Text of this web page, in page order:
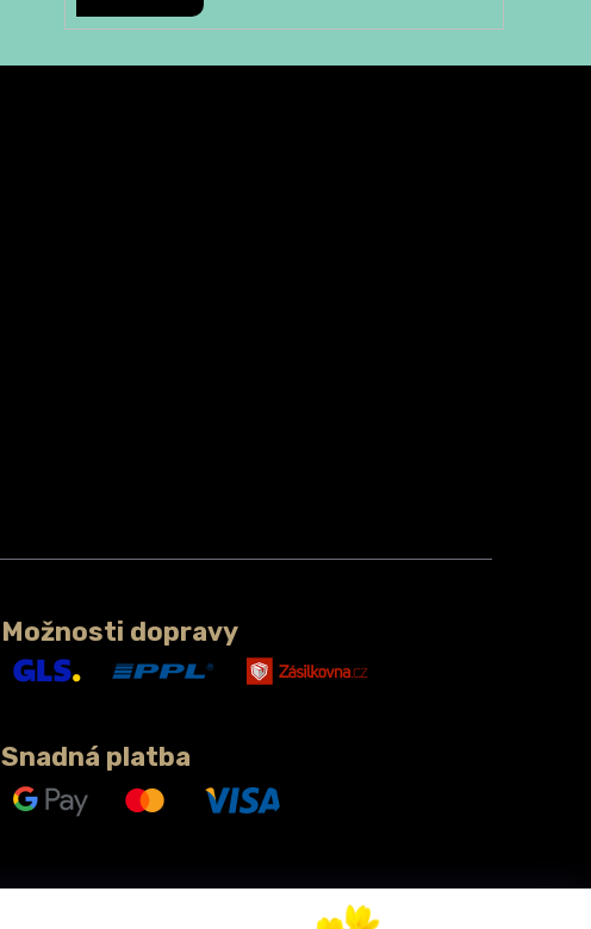
Možnosti dopravy
Snadná platba